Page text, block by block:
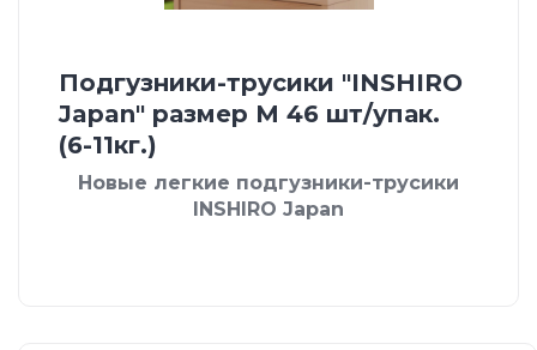
Подгузники-трусики "INSHIRO
Japan" размер М 46 шт/упак.
(6-11кг.)
Новые легкие подгузники-трусики
INSHIRO Japan